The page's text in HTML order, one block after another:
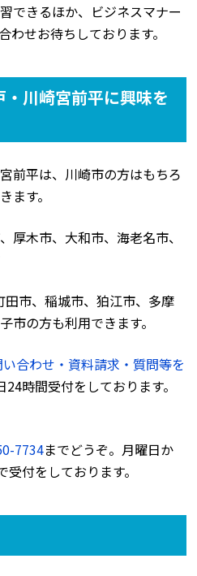
できるほか、ビジネスマナー
わせお待ちしております。
川崎宮前平に興味を
前平は、川崎市の方はもちろ
ます。
厚木市、大和市、海老名市、
市、稲城市、狛江市、多摩
市の方も利用できます。
合わせ・資料請求・質問等を
24時間受付をしております。
7734までどうぞ。月曜日か
付をしております。